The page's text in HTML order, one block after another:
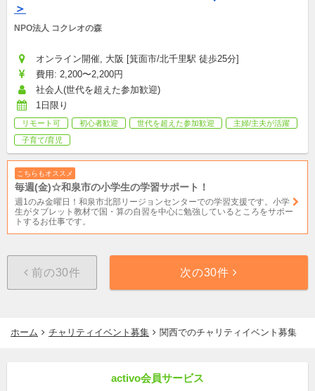
＞
NPO法人 コクレオの森
オンライン開催, 大阪 [箕面市/北千里駅 徒歩25分]
費用: 2,200〜2,200円
社会人(世代を超えた参加歓迎)
1日限り
リモート可 初心者歓迎 世代を超えた参加歓迎
主婦/主夫が活躍
子育て/育児
こちらもオススメ
毎週(金)☆和泉市の小学生の学習サポート！
週1のみ金曜日！和泉市北部リージョンセンターでの学習支援です。小学
生がタブレット教材で国・算の自習を中心に勉強しているところをサポー
トするお仕事です。
前の30件 次の30件
ホーム チャリティイベント募集 関西でのチャリティイベント募集
activo会員サービス